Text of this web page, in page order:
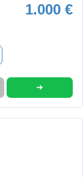
1.000 €
➜